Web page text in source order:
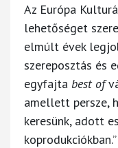
Az Európa
lehetőséget
elmúlt évek
szereposztás és
egyfajta best of
amellett persze,
keresünk, adott
koprodukciókban.”